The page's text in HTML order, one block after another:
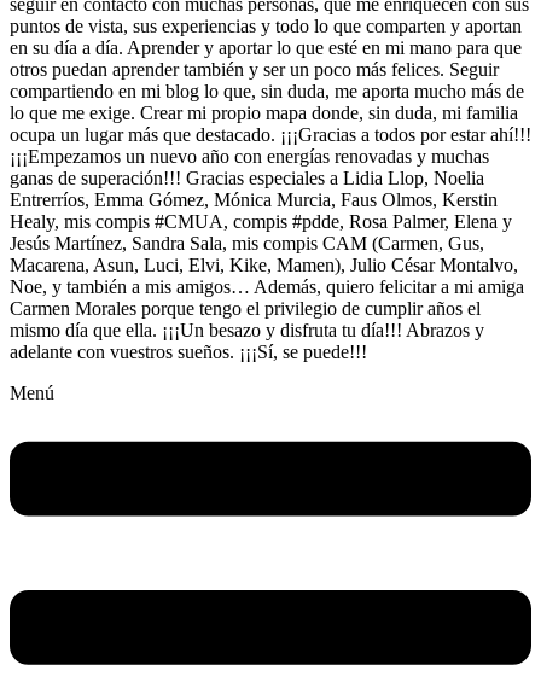
puntos de vista, sus experiencias y todo lo que comparten y aportan
en su día a día. Aprender y aportar lo que esté en mi mano para que
otros puedan aprender también y ser un poco más felices. Seguir
compartiendo en mi blog lo que, sin duda, me aporta mucho más de
lo que me exige. Crear mi propio mapa donde, sin duda, mi familia
ocupa un lugar más que destacado. ¡¡¡Gracias a todos por estar ahí!!!
¡¡¡Empezamos un nuevo año con energías renovadas y muchas
ganas de superación!!! Gracias especiales a Lidia Llop, Noelia
Entrerríos, Emma Gómez, Mónica Murcia, Faus Olmos, Kerstin
Healy, mis compis #CMUA, compis #pdde, Rosa Palmer, Elena y
Jesús Martínez, Sandra Sala, mis compis CAM (Carmen, Gus,
Macarena, Asun, Luci, Elvi, Kike, Mamen), Julio César Montalvo,
Noe, y también a mis amigos… Además, quiero felicitar a mi amiga
Carmen Morales porque tengo el privilegio de cumplir años el
mismo día que ella. ¡¡¡Un besazo y disfruta tu día!!! Abrazos y
adelante con vuestros sueños. ¡¡¡Sí, se puede!!!
Menú